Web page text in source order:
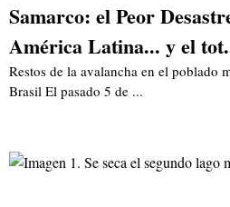
Samarco: el Peor
América Latina... y el
Restos de la avalancha en el poblado
Brasil El pasado 5 de ...